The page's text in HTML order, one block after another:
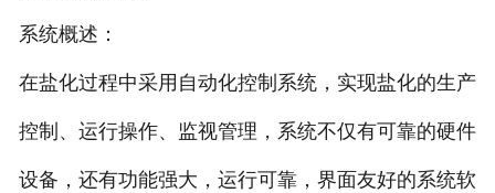
系统概述：
在盐化过程中采用自动化控制系统，实现盐化的生产
控制、运行操作、监视管理，系统不仅有可靠的硬件
设备，还有功能强大，运行可靠，界面友好的系统软